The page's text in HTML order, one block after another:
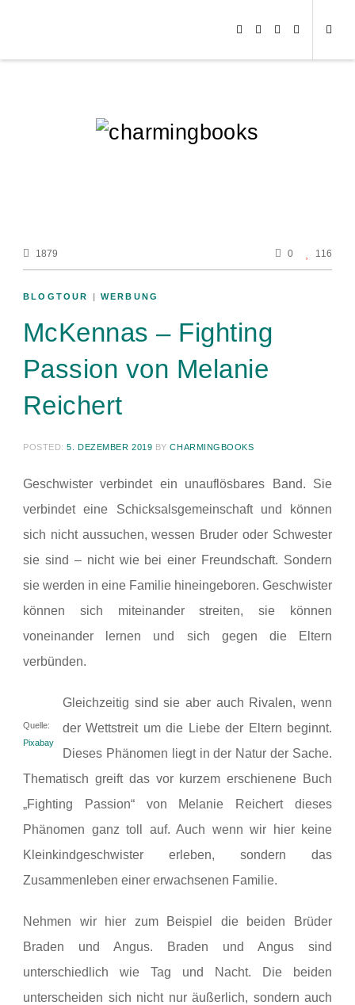
1879 0 116
BLOGTOUR | WERBUNG
McKennas – Fighting
Passion von Melanie
Reichert
POSTED:5. DEZEMBER 2019 BYCHARMINGBOOKS
Geschwister verbindet ein unauflösbares Band. Sie
verbindet eine Schicksalsgemeinschaft und können
sich nicht aussuchen, wessen Bruder oder Schwester
sie sind – nicht wie bei einer Freundschaft. Sondern
sie werden in eine Familie hineingeboren. Geschwister
können sich miteinander streiten, sie können
voneinander lernen und sich gegen die Eltern
verbünden.
Quelle:
Pixabay
Gleichzeitig sind sie aber auch Rivalen, wenn
der Wettstreit um die Liebe der Eltern beginnt.
Dieses Phänomen liegt in der Natur der Sache.
Thematisch greift das vor kurzem erschienene Buch
„Fighting Passion“ von Melanie Reichert dieses
Phänomen ganz toll auf. Auch wenn wir hier keine
Kleinkindgeschwister erleben, sondern das
Zusammenleben einer erwachsenen Familie.
Nehmen wir hier zum Beispiel die beiden Brüder
Braden und Angus. Braden und Angus sind
unterschiedlich wie Tag und Nacht. Die beiden
unterscheiden sich nicht nur äußerlich, sondern auch